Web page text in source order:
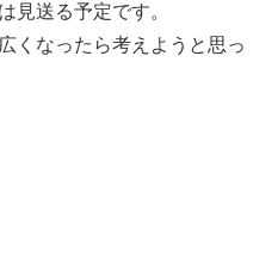
見送る予定です。
くなったら考えようと思っ